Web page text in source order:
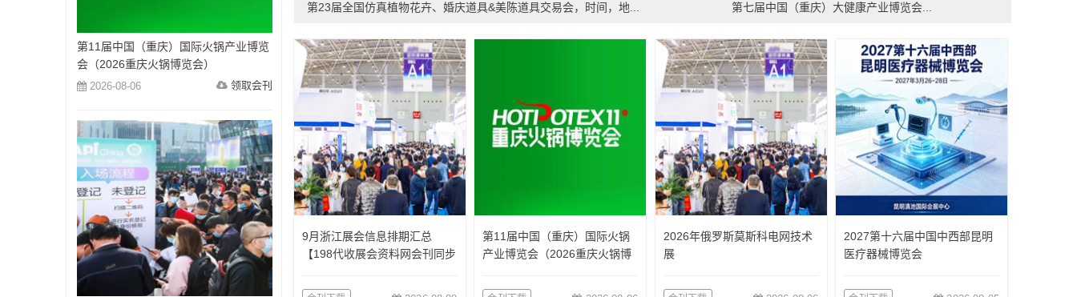
第23届全国仿真植物花卉、婚庆道具&美陈道具交易会，时间，地...
第七届中国（重庆）大健康产业博览会...
9月浙江展会信息排期汇总
【198代收展会资料网会刊同步
第11届中国（重庆）国际火锅
产业博览会（2026重庆火锅博
2026年俄罗斯莫斯科电网技术
展
2027第十六届中国中西部昆明
医疗器械博览会
第11届中国（重庆）国际火锅产业博览
会（2026重庆火锅博览会）
2026-08-06 领取会刊